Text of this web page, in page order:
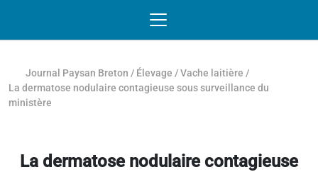
Journal Paysan Breton / Élevage /Vache laitière /
La dermatose nodulaire contagieuse sous surveillance du
ministère
La dermatose nodulaire contagieuse